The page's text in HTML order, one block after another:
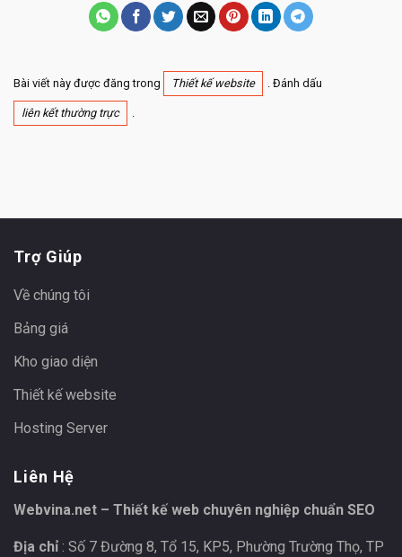
Bài viết này được đăng trong Thiết kế website . Đánh dấu
liên kết thường trực
Trợ Giúp
Về chúng tôi
Bảng giá
Kho giao diện
Thiết kế website
Hosting Server
Liên Hệ
Webvina.net – Thiết kế web chuyên nghiệp chuẩn SEO
Địa chỉ : Số 7 Đường 8, Tổ 15, KP5, Phường Trường Thọ, TP